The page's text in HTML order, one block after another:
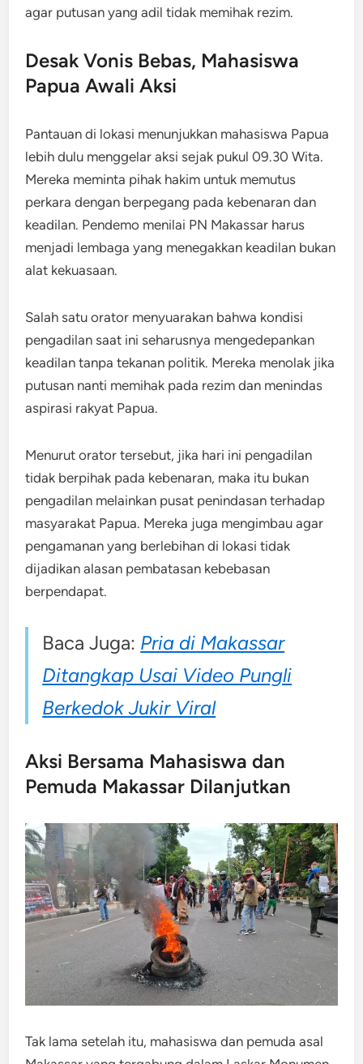
agar putusan yang adil tidak memihak rezim.
Desak Vonis Bebas, Mahasiswa
Papua Awali Aksi
Pantauan di lokasi menunjukkan mahasiswa Papua
lebih dulu menggelar aksi sejak pukul 09.30 Wita.
Mereka meminta pihak hakim untuk memutus
perkara dengan berpegang pada kebenaran dan
keadilan. Pendemo menilai PN Makassar harus
menjadi lembaga yang menegakkan keadilan bukan
alat kekuasaan.
Salah satu orator menyuarakan bahwa kondisi
pengadilan saat ini seharusnya mengedepankan
keadilan tanpa tekanan politik. Mereka menolak jika
putusan nanti memihak pada rezim dan menindas
aspirasi rakyat Papua.
Menurut orator tersebut, jika hari ini pengadilan
tidak berpihak pada kebenaran, maka itu bukan
pengadilan melainkan pusat penindasan terhadap
masyarakat Papua. Mereka juga mengimbau agar
pengamanan yang berlebihan di lokasi tidak
dijadikan alasan pembatasan kebebasan
berpendapat.
Baca Juga: Pria di Makassar
Ditangkap Usai Video Pungli
Berkedok Jukir Viral
Aksi Bersama Mahasiswa dan
Pemuda Makassar Dilanjutkan
Tak lama setelah itu, mahasiswa dan pemuda asal